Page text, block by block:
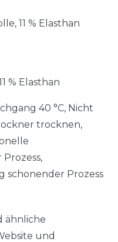
11 % Elasthan
% Elasthan
40 °C, Nicht
trocknen,
schonender Prozess
ähnliche
und